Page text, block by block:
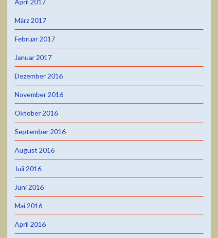
April 2017
März 2017
Februar 2017
Januar 2017
Dezember 2016
November 2016
Oktober 2016
September 2016
August 2016
Juli 2016
Juni 2016
Mai 2016
April 2016